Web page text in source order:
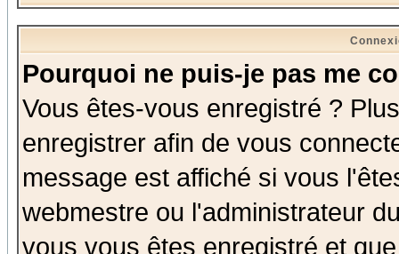
Pourquoi ne puis-je pas me
Vous êtes-vous enregistré ?
enregistrer afin de vous
message est affiché si vous
webmestre ou l'administrateur
vous vous êtes enregistré et